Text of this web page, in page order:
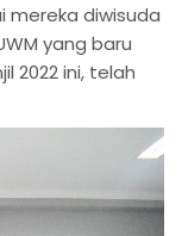
mereka diwisuda
yang baru
2022 ini, telah